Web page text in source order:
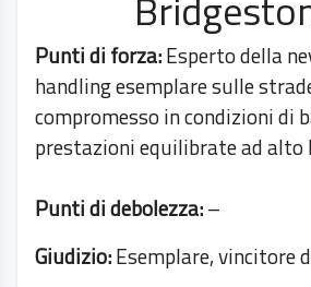
Punti di forza:Esperto della
handling esemplare sulle
compromesso in condizioni di
prestazioni equilibrate ad alto
Punti di debolezza:–
Giudizio:Esemplare, vincitore